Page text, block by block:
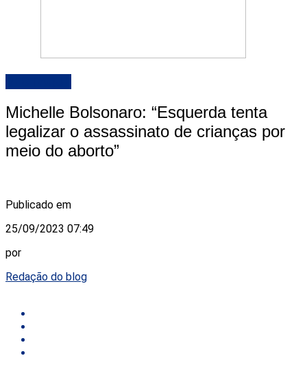
Michelle Bolsonaro: “Esquerda tenta
legalizar o assassinato de crianças por
meio do aborto”
Publicado em
25/09/2023 07:49
por
Redação do blog